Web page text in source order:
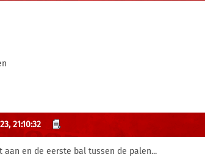
21:10:32
aan en de eerste bal tussen de palen...